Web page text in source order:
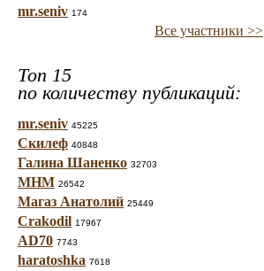
mr.seniv 174
Все участники >>
Топ 15
по количеству публикаций:
mr.seniv 45225
Скилеф 40848
Галина Шаненко 32703
МНМ 26542
Магаз Анатолий 25449
Crakodil 17967
AD70 7743
haratoshka 7618